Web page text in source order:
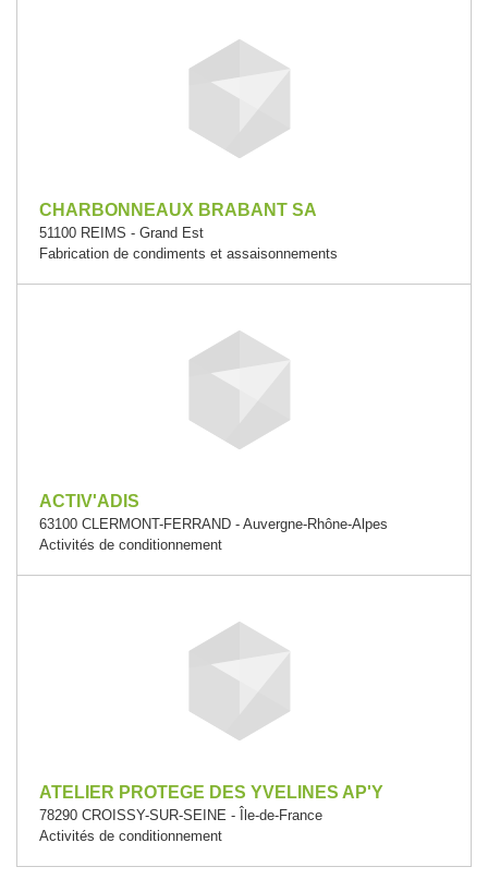
CHARBONNEAUX BRABANT SA
51100 REIMS - Grand Est
Fabrication de condiments et assaisonnements
ACTIV'ADIS
63100 CLERMONT-FERRAND - Auvergne-Rhône-Alpes
Activités de conditionnement
ATELIER PROTEGE DES YVELINES AP'Y
78290 CROISSY-SUR-SEINE - Île-de-France
Activités de conditionnement